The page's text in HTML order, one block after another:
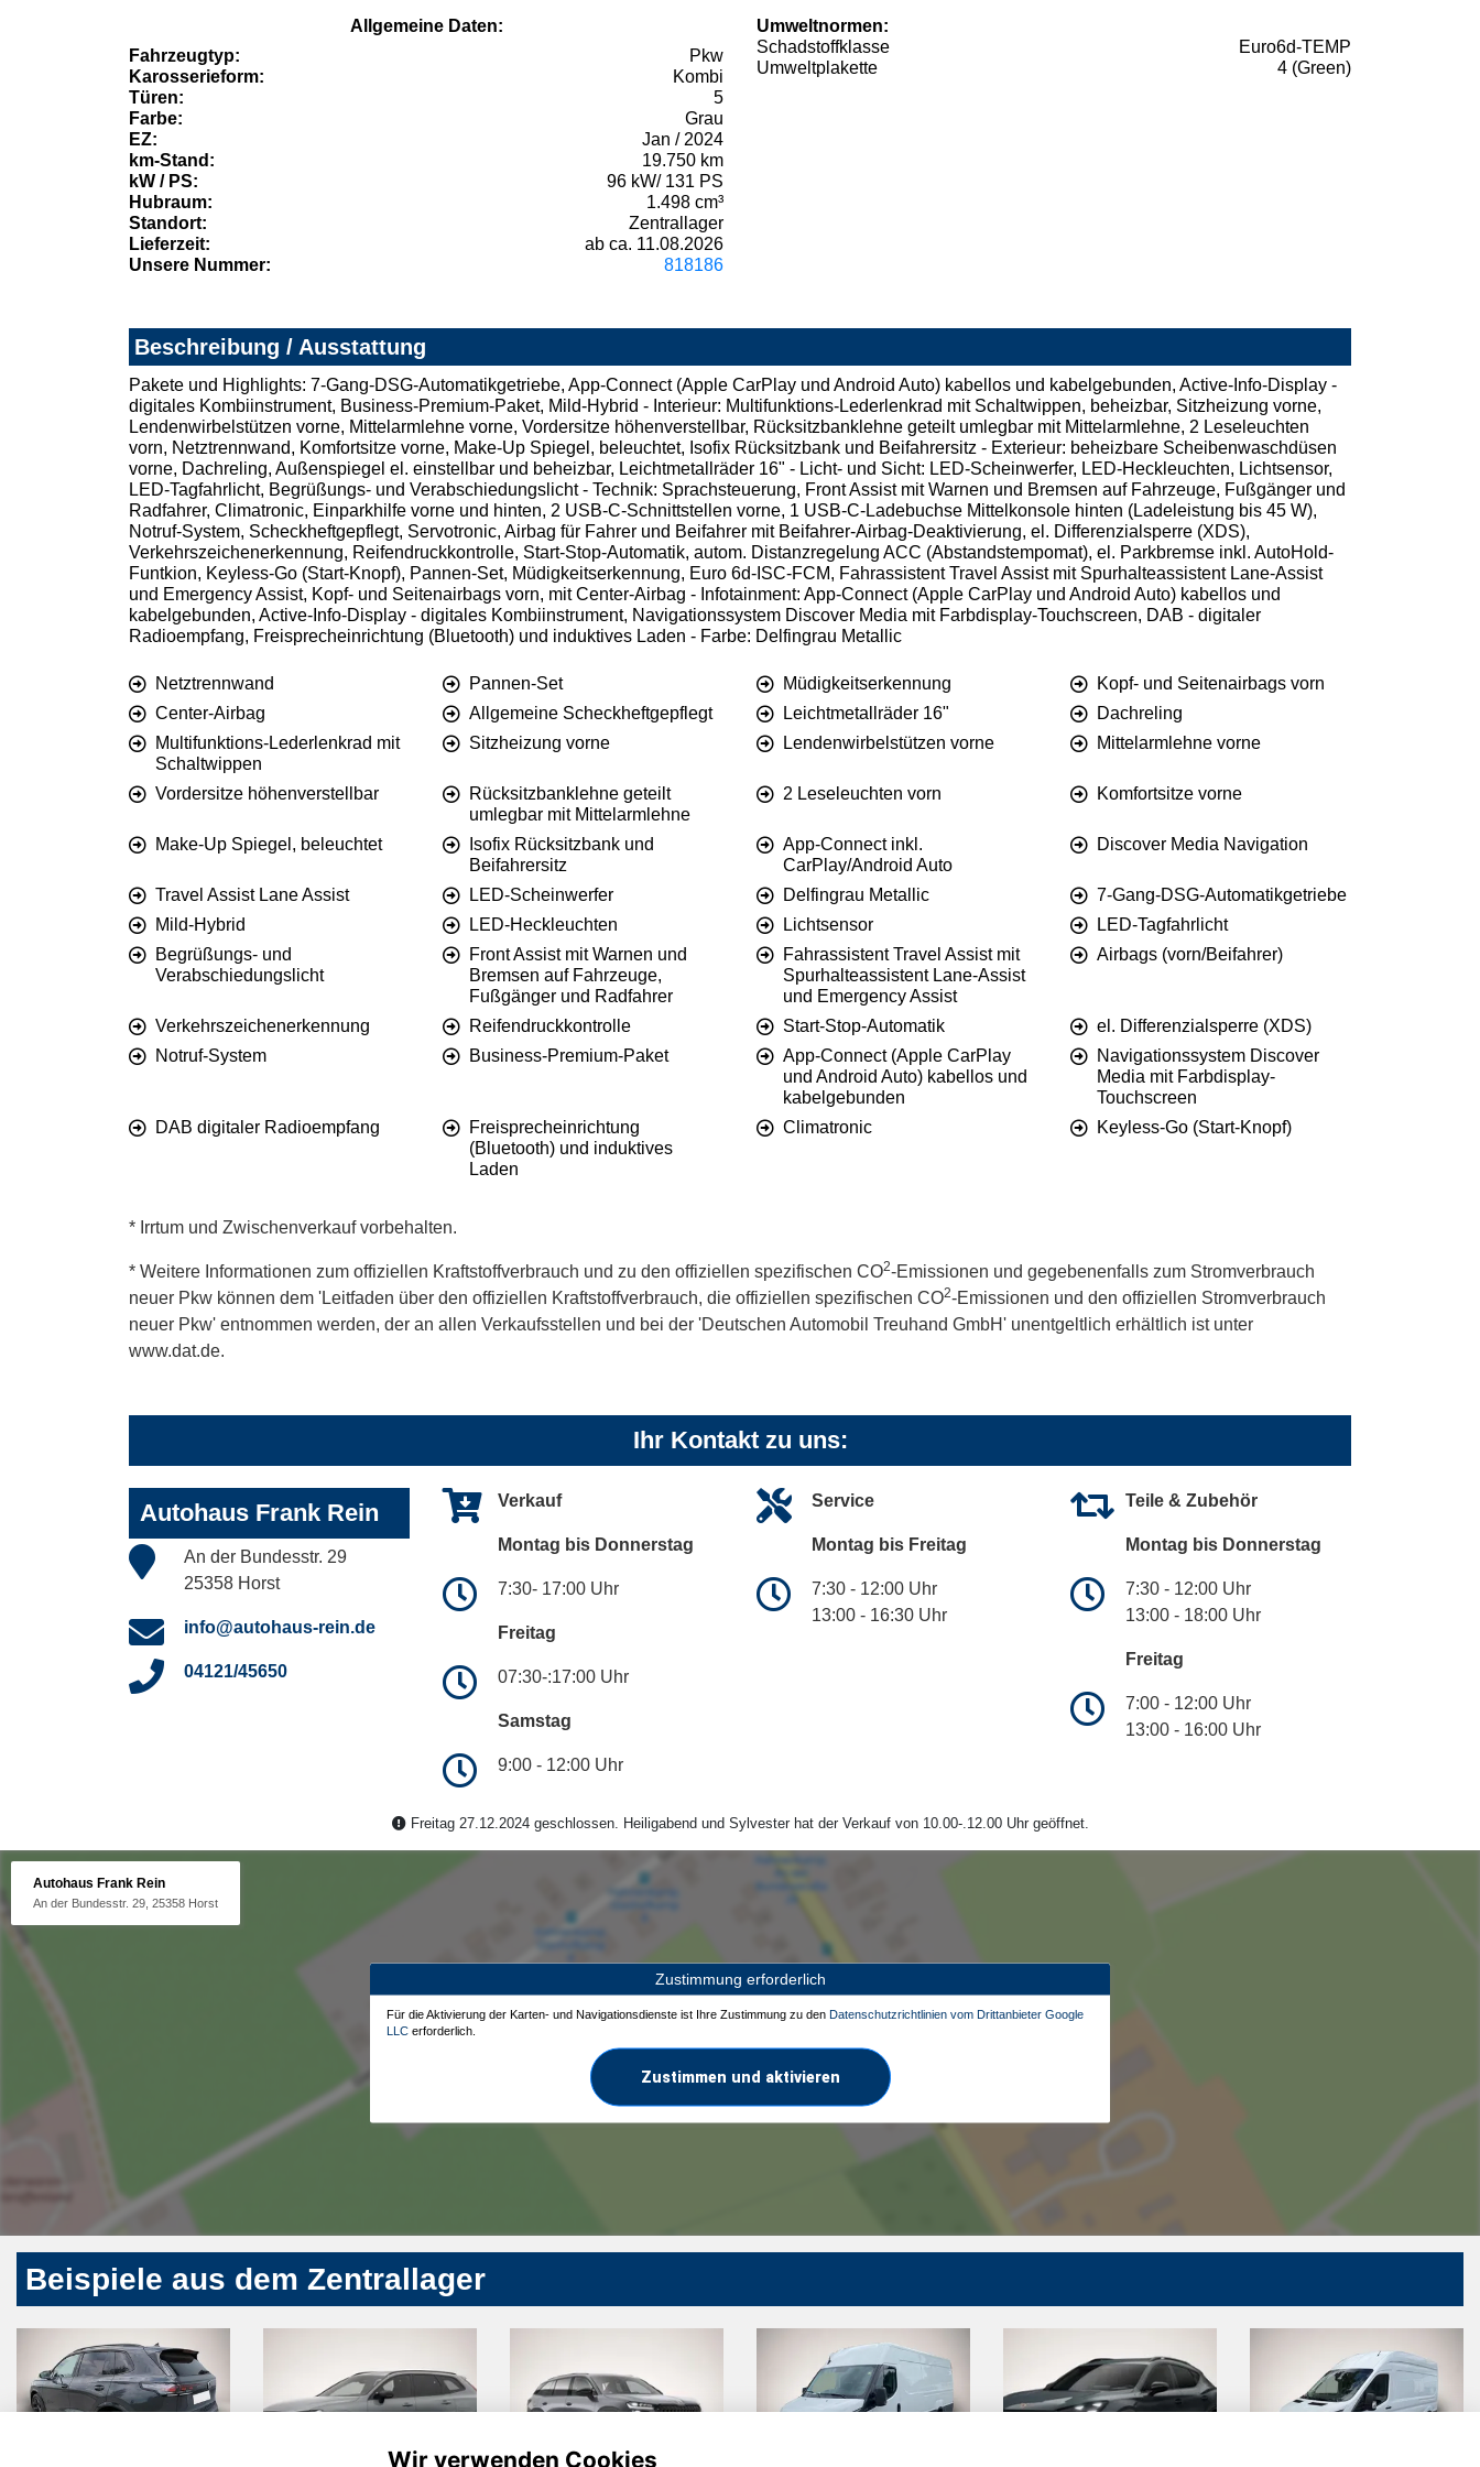
Allgemeine Daten:
Fahrzeugtyp:
Pkw
Karosserieform:
Kombi
Türen:
5
Farbe:
Grau
EZ:
Jan / 2024
km-Stand:
19.750 km
kW / PS:
96 kW/ 131 PS
Hubraum:
1.498 cm³
Standort:
Zentrallager
Lieferzeit:
ab ca. 11.08.2026
Unsere Nummer:
818186
Umweltnormen:
Schadstoffklasse
Euro6d-TEMP
Umweltplakette
4 (Green)
Beschreibung / Ausstattung
Pakete und Highlights: 7-Gang-DSG-Automatikgetriebe, App-Connect (Apple CarPlay und Android Auto) kabellos und kabelgebunden, Active-Info-Display -
digitales Kombiinstrument, Business-Premium-Paket, Mild-Hybrid - Interieur: Multifunktions-Lederlenkrad mit Schaltwippen, beheizbar, Sitzheizung vorne,
Lendenwirbelstützen vorne, Mittelarmlehne vorne, Vordersitze höhenverstellbar, Rücksitzbanklehne geteilt umlegbar mit Mittelarmlehne, 2 Leseleuchten
vorn, Netztrennwand, Komfortsitze vorne, Make-Up Spiegel, beleuchtet, Isofix Rücksitzbank und Beifahrersitz - Exterieur: beheizbare Scheibenwaschdüsen
vorne, Dachreling, Außenspiegel el. einstellbar und beheizbar, Leichtmetallräder 16" - Licht- und Sicht: LED-Scheinwerfer, LED-Heckleuchten, Lichtsensor,
LED-Tagfahrlicht, Begrüßungs- und Verabschiedungslicht - Technik: Sprachsteuerung, Front Assist mit Warnen und Bremsen auf Fahrzeuge, Fußgänger und
Radfahrer, Climatronic, Einparkhilfe vorne und hinten, 2 USB-C-Schnittstellen vorne, 1 USB-C-Ladebuchse Mittelkonsole hinten (Ladeleistung bis 45 W),
Notruf-System, Scheckheftgepflegt, Servotronic, Airbag für Fahrer und Beifahrer mit Beifahrer-Airbag-Deaktivierung, el. Differenzialsperre (XDS),
Verkehrszeichenerkennung, Reifendruckkontrolle, Start-Stop-Automatik, autom. Distanzregelung ACC (Abstandstempomat), el. Parkbremse inkl. AutoHold-
Funtkion, Keyless-Go (Start-Knopf), Pannen-Set, Müdigkeitserkennung, Euro 6d-ISC-FCM, Fahrassistent Travel Assist mit Spurhalteassistent Lane-Assist
und Emergency Assist, Kopf- und Seitenairbags vorn, mit Center-Airbag - Infotainment: App-Connect (Apple CarPlay und Android Auto) kabellos und
kabelgebunden, Active-Info-Display - digitales Kombiinstrument, Navigationssystem Discover Media mit Farbdisplay-Touchscreen, DAB - digitaler
Radioempfang, Freisprecheinrichtung (Bluetooth) und induktives Laden - Farbe: Delfingrau Metallic
Netztrennwand Pannen-Set Müdigkeitserkennung
Kopf- und Seitenairbags vorn
Center-Airbag
Allgemeine Scheckheftgepflegt Leichtmetallräder 16"
Dachreling
Multifunktions-Lederlenkrad mit
Schaltwippen
Sitzheizung vorne Lendenwirbelstützen vorne Mittelarmlehne vorne
Vordersitze höhenverstellbar
Rücksitzbanklehne geteilt
umlegbar mit Mittelarmlehne
2 Leseleuchten vorn Komfortsitze vorne
Make-Up Spiegel, beleuchtet
Isofix Rücksitzbank und
Beifahrersitz
App-Connect inkl.
CarPlay/Android Auto
Discover Media Navigation
Travel Assist Lane Assist LED-Scheinwerfer Delfingrau Metallic
7-Gang-DSG-Automatikgetriebe
Mild-Hybrid
LED-Heckleuchten Lichtsensor
LED-Tagfahrlicht
Begrüßungs- und
Verabschiedungslicht
Front Assist mit Warnen und
Bremsen auf Fahrzeuge,
Fußgänger und Radfahrer
Fahrassistent Travel Assist mit
Spurhalteassistent Lane-Assist
und Emergency Assist
Airbags (vorn/Beifahrer)
Verkehrszeichenerkennung Reifendruckkontrolle Start-Stop-Automatik
el. Differenzialsperre (XDS)
Notruf-System
Business-Premium-Paket
App-Connect (Apple CarPlay
und Android Auto) kabellos und
kabelgebunden
Navigationssystem Discover
Media mit Farbdisplay-
Touchscreen
DAB digitaler Radioempfang
Freisprecheinrichtung
(Bluetooth) und induktives
Laden
Climatronic Keyless-Go (Start-Knopf)
* Irrtum und Zwischenverkauf vorbehalten.
* Weitere Informationen zum offiziellen Kraftstoffverbrauch und zu den offiziellen spezifischen CO2-Emissionen und gegebenenfalls zum Stromverbrauch
neuer Pkw können dem 'Leitfaden über den offiziellen Kraftstoffverbrauch, die offiziellen spezifischen CO2-Emissionen und den offiziellen Stromverbrauch
neuer Pkw' entnommen werden, der an allen Verkaufsstellen und bei der 'Deutschen Automobil Treuhand GmbH' unentgeltlich erhältlich ist unter
www.dat.de.
Ihr Kontakt zu uns:
Autohaus Frank Rein
An der Bundesstr. 29
25358 Horst
info@autohaus-rein.de
04121/45650
Verkauf
Montag bis Donnerstag
7:30- 17:00 Uhr
Freitag
07:30-:17:00 Uhr
Samstag
9:00 - 12:00 Uhr
Service
Montag bis Freitag
7:30 - 12:00 Uhr
13:00 - 16:30 Uhr
Teile & Zubehör
Montag bis Donnerstag
7:30 - 12:00 Uhr
13:00 - 18:00 Uhr
Freitag
7:00 - 12:00 Uhr
13:00 - 16:00 Uhr
Freitag 27.12.2024 geschlossen. Heiligabend und Sylvester hat der Verkauf von 10.00-.12.00 Uhr geöffnet.
Autohaus Frank Rein
An der Bundesstr. 29, 25358 Horst
Zustimmung erforderlich
Für die Aktivierung der Karten- und Navigationsdienste ist Ihre Zustimmung zu den Datenschutzrichtlinien vom Drittanbieter Google
LLC erforderlich.
Zustimmen und aktivieren
Beispiele aus dem Zentrallager
Wir verwenden Cookies